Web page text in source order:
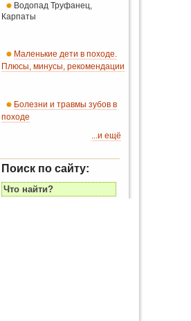
Водопад Труфанец,
Карпаты
Маленькие дети в походе.
Плюсы, минусы, рекомендации
Болезни и травмы зубов в
походе
...и ещё
Поиск по сайту: